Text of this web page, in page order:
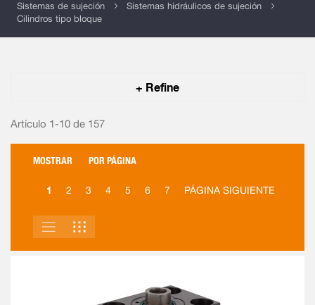
Sistemas de sujeción
Sistemas hidráulicos de sujeción
Cilindros tipo bloque
+ Refine
Artículo 1-10 de 157
MOSTRAR POR PÁGINA
1 2 3 4 5 6 7 PÁGINA SIGUIENTE
VER
COMO
LISTA